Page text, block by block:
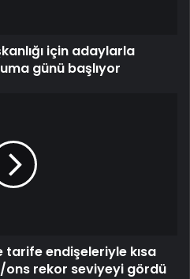
için adaylarla
günü başlıyor
tarife endişeleriyle kısa
rekor seviyeyi gördü